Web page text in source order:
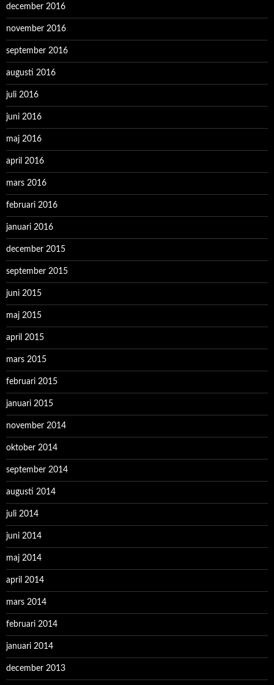
december 2016
november 2016
september 2016
augusti 2016
juli 2016
juni 2016
maj 2016
april 2016
mars 2016
februari 2016
januari 2016
december 2015
september 2015
juni 2015
maj 2015
april 2015
mars 2015
februari 2015
januari 2015
november 2014
oktober 2014
september 2014
augusti 2014
juli 2014
juni 2014
maj 2014
april 2014
mars 2014
februari 2014
januari 2014
december 2013